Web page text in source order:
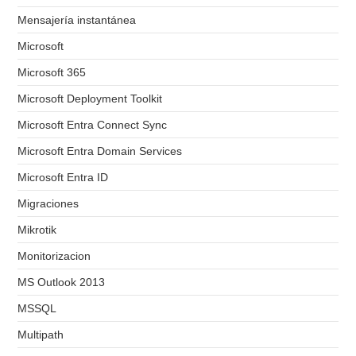
Mensajería instantánea
Microsoft
Microsoft 365
Microsoft Deployment Toolkit
Microsoft Entra Connect Sync
Microsoft Entra Domain Services
Microsoft Entra ID
Migraciones
Mikrotik
Monitorizacion
MS Outlook 2013
MSSQL
Multipath